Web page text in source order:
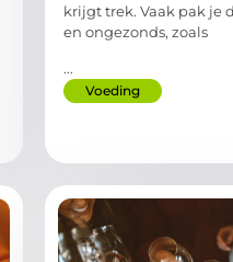
krijgt trek. Vaak pak je
en ongezonds, zoals
...
Voeding